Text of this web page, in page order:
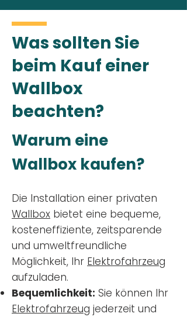
Was sollten Sie
beim Kauf einer
Wallbox
beachten?
Warum eine
Wallbox kaufen?
Die Installation einer privaten
Wallbox bietet eine bequeme,
kosteneffiziente, zeitsparende
und umweltfreundliche
Möglichkeit, Ihr Elektrofahrzeug
aufzuladen.
Bequemlichkeit: Sie können Ihr
Elektrofahrzeug jederzeit und